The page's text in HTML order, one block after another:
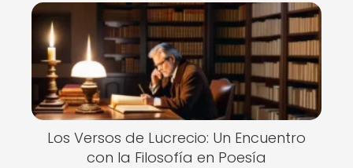
Los Versos de Lucrecio: Un Encuentro
con la Filosofía en Poesía